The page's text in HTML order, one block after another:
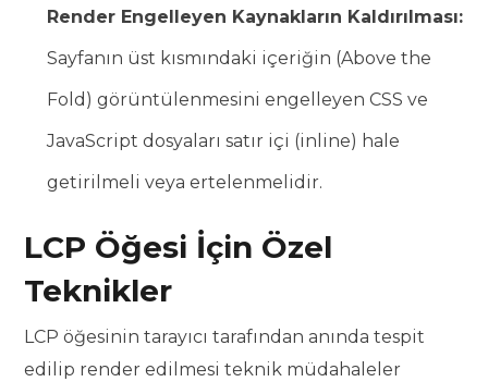
Render Engelleyen Kaynakların Kaldırılması:
Sayfanın üst kısmındaki içeriğin (Above the
Fold) görüntülenmesini engelleyen CSS ve
JavaScript dosyaları satır içi (inline) hale
getirilmeli veya ertelenmelidir.
LCP Öğesi İçin Özel
Teknikler
LCP öğesinin tarayıcı tarafından anında tespit
edilip render edilmesi teknik müdahaleler